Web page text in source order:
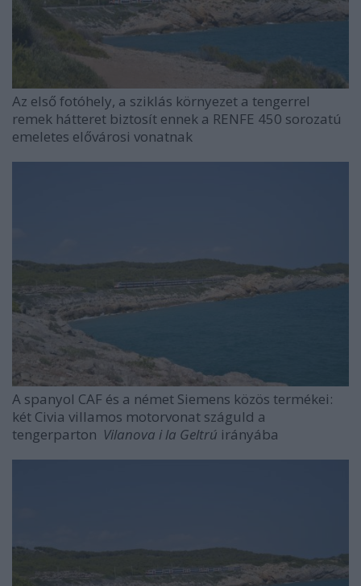
Az első fotóhely, a sziklás környezet a tengerrel
remek hátteret biztosít ennek a RENFE 450 sorozatú
emeletes elővárosi vonatnak
A spanyol CAF és a német Siemens közös termékei:
két Civia villamos motorvonat száguld a
tengerparton Vilanova i la Geltrú irányába